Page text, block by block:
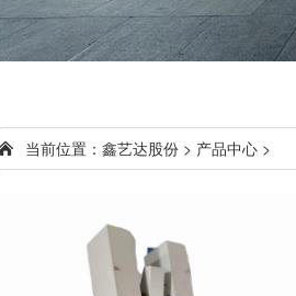
当前位置： 鑫艺达股份 > 产品中心 >